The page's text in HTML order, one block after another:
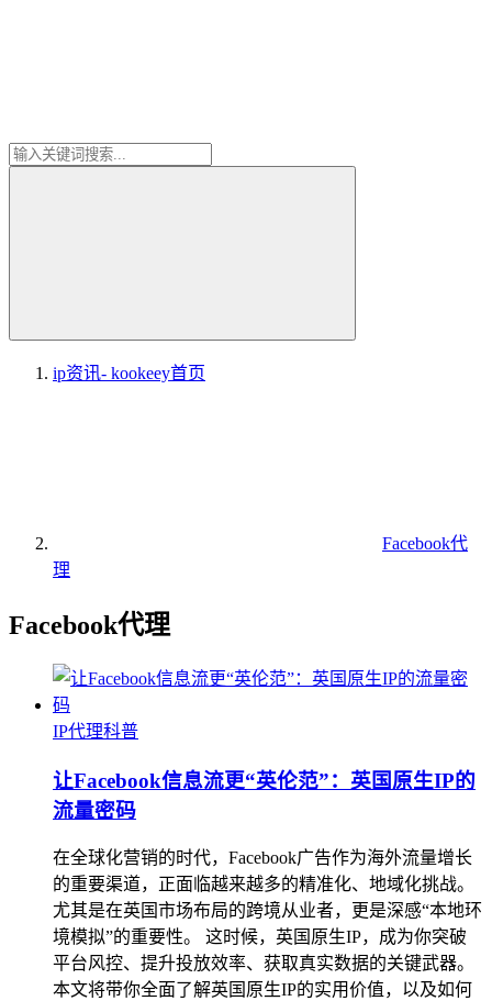
ip资讯- kookeey首页
Facebook代
理
Facebook代理
IP代理科普
让Facebook信息流更“英伦范”：英国原生IP的
流量密码
在全球化营销的时代，Facebook广告作为海外流量增长
的重要渠道，正面临越来越多的精准化、地域化挑战。
尤其是在英国市场布局的跨境从业者，更是深感“本地环
境模拟”的重要性。 这时候，英国原生IP，成为你突破
平台风控、提升投放效率、获取真实数据的关键武器。
本文将带你全面了解英国原生IP的实用价值，以及如何